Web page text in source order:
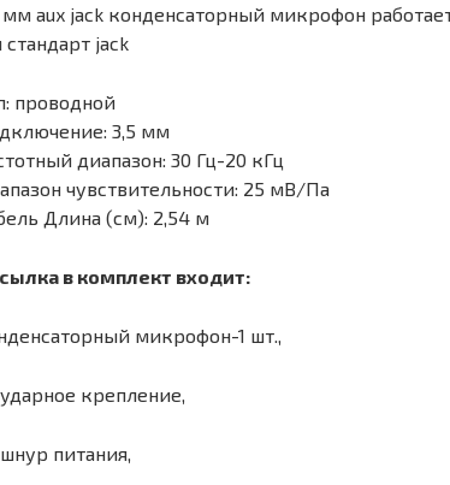
мм aux jack конденсаторный микрофон
jack
проводной
3,5 мм
диапазон: 30 Гц-20 кГц
чувствительности: 25 мВ/Па
Длина (см): 2,54 м
в комплект входит:
микрофон-1 шт.,
крепление,
питания,